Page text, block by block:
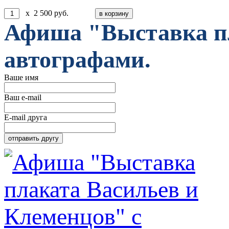
x 2 500 руб.
Афиша "Выставка
автографами.
Ваше имя
Ваш e-mail
E-mail друга